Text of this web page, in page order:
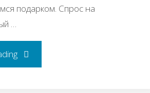
подарком. Спрос на
…
"Бизнес-